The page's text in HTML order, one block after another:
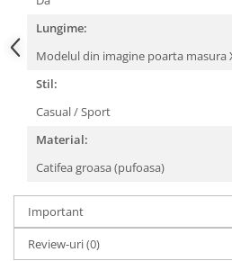
Lungime:
Modelul din imagine poarta masura
Stil:
Casual / Sport
Material:
Catifea groasa (pufoasa)
Important
Review-uri(0)